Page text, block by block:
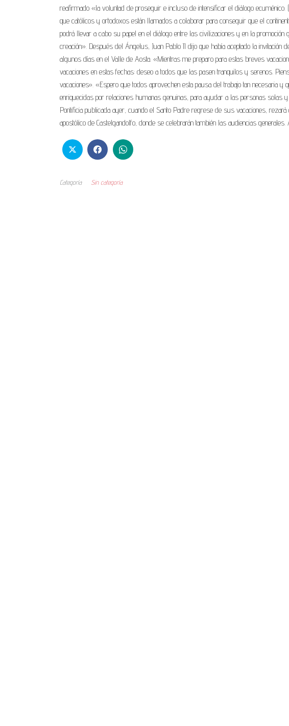
reafirmado «la voluntad de proseguir e incluso de intensificar el diálogo
que católicos y ortodoxos están llamados a colaborar para conseguir que el
podrá llevar a cabo su papel en el diálogo entre las civilizaciones y en la
creación». Después del Ángelus, Juan Pablo II dijo que había aceptado la
algunos días en el Valle de Aosta. «Mientras me preparo para estas breves
vacaciones en estas fechas: deseo a todos que las pasen tranquilos y serenos.
vacaciones». «Espero que todos aprovechen esta pausa del trabajo tan necesaria
enriquecidas por relaciones humanas genuinas, para ayudar a las personas solas
Pontificia publicada ayer, cuando el Santo Padre regrese de sus vacaciones,
apostólico de Castelgandolfo, donde se celebrarán también las audiencias
Categoría Sin categoría